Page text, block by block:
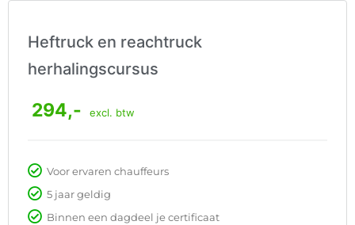
Heftruck en reachtruck
herhalingscursus
294,- excl. btw
Voor ervaren chauffeurs
5 jaar geldig
Binnen een dagdeel je certificaat